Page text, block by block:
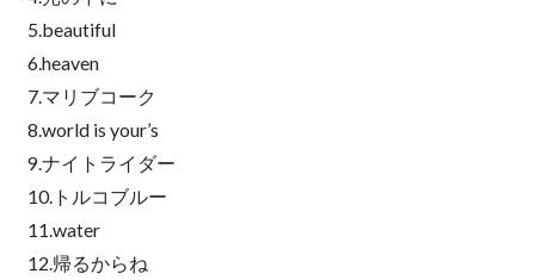
5.beautiful
6.heaven
7.マリブコーク
8.world is your’s
9.ナイトライダー
10.トルコブルー
11.water
12.帰るからね